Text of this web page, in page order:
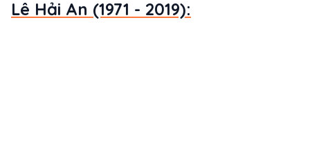
Lê Hải An (1971 - 2019):